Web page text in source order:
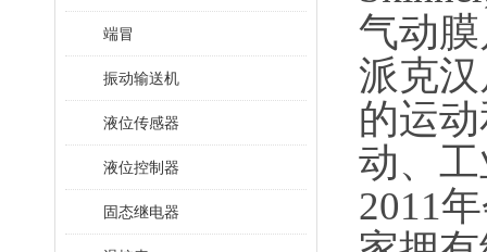
端冒
振动输送机
液位传感器
液位控制器
固态继电器
气动
派克
的运
动、
2011